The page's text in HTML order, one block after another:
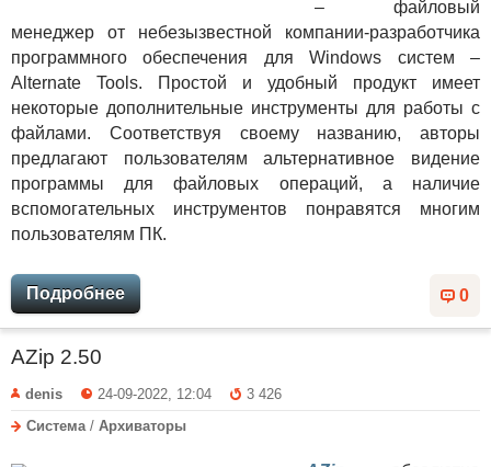
– файловый
менеджер от небезызвестной компании-разработчика
программного обеспечения для Windows систем –
Alternate Tools. Простой и удобный продукт имеет
некоторые дополнительные инструменты для работы с
файлами. Соответствуя своему названию, авторы
предлагают пользователям альтернативное видение
программы для файловых операций, а наличие
вспомогательных инструментов понравятся многим
пользователям ПК.
0
Подробнее
AZip 2.50
denis 24-09-2022, 12:04
3 426
Система/ Архиваторы